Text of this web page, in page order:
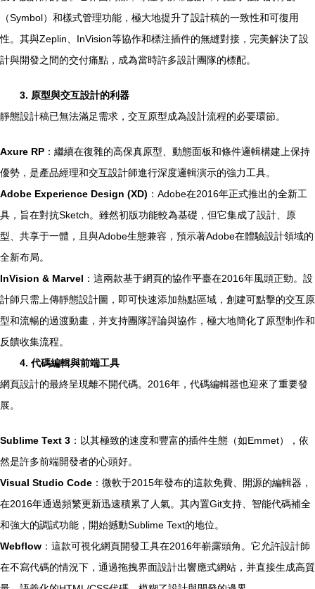
（Symbol）和樣式管理功能，極大地提升了設計稿的一致性和可復用
性。其與Zeplin、InVision等協作和標注插件的無縫對接，完美解決了設
計與開發之間的交付痛點，成為當時許多設計團隊的標配。
3. 原型與交互設計的利器
靜態設計稿已無法滿足需求，交互原型成為設計流程的必要環節。
Axure RP ：繼續在復雜的高保真原型、動態面板和條件邏輯構建上保持
優勢，是產品經理和交互設計師進行深度邏輯演示的強力工具。
Adobe Experience Design (XD) ：Adobe在2016年正式推出的全新工
具，旨在對抗Sketch。雖然初版功能較為基礎，但它集成了設計、原
型、共享于一體，且與Adobe生態兼容，預示著Adobe在體驗設計領域的
全新布局。
InVision & Marvel ：這兩款基于網頁的協作平臺在2016年風頭正勁。設
計師只需上傳靜態設計圖，即可快速添加熱點區域，創建可點擊的交互原
型和流暢的過渡動畫，并支持團隊評論與協作，極大地簡化了原型制作和
反饋收集流程。
4. 代碼編輯與前端工具
網頁設計的最終呈現離不開代碼。2016年，代碼編輯器也迎來了重要發
展。
Sublime Text 3 ：以其極致的速度和豐富的插件生態（如Emmet），依
然是許多前端開發者的心頭好。
Visual Studio Code ：微軟于2015年發布的這款免費、開源的編輯器，
在2016年通過頻繁更新迅速積累了人氣。其內置Git支持、智能代碼補全
和強大的調試功能，開始撼動Sublime Text的地位。
Webflow ：這款可視化網頁開發工具在2016年嶄露頭角。它允許設計師
在不寫代碼的情況下，通過拖拽界面設計出響應式網站，并直接生成高質